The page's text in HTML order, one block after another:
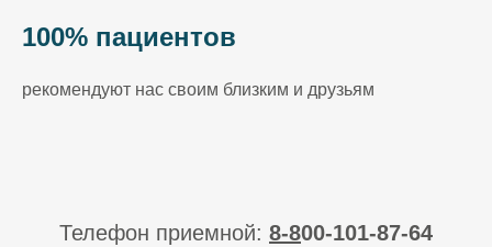
100% пациентов
рекомендуют нас своим близким и друзьям
Телефон приемной: 8-800-101-87-64